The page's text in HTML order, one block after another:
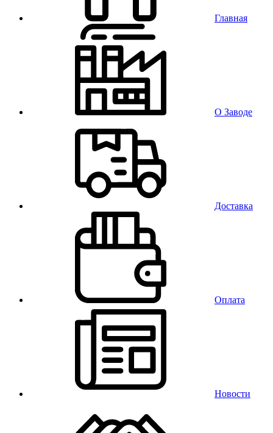
Главная
О Заводе
Доставка
Оплата
Новости